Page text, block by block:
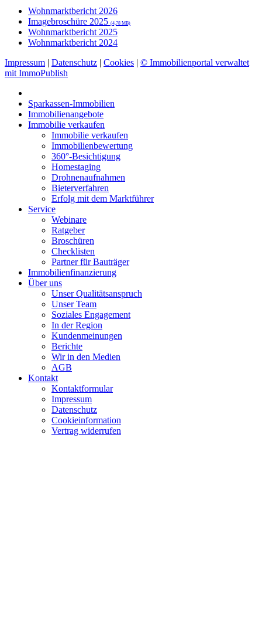
Wohnmarktbericht 2026
Imagebroschüre 2025 (4,78 MB)
Wohnmarktbericht 2025
Wohnmarktbericht 2024
Impressum | Datenschutz | Cookies | © Immobilienportal verwaltet
mit ImmoPublish
Sparkassen-Immobilien
Immobilienangebote
Immobilie verkaufen
Immobilie verkaufen
Immobilienbewertung
360°-Besichtigung
Homestaging
Drohnenaufnahmen
Bieterverfahren
Erfolg mit dem Marktführer
Service
Webinare
Ratgeber
Broschüren
Checklisten
Partner für Bauträger
Immobilienfinanzierung
Über uns
Unser Qualitätsanspruch
Unser Team
Soziales Engagement
In der Region
Kundenmeinungen
Berichte
Wir in den Medien
AGB
Kontakt
Kontaktformular
Impressum
Datenschutz
Cookieinformation
Vertrag widerrufen